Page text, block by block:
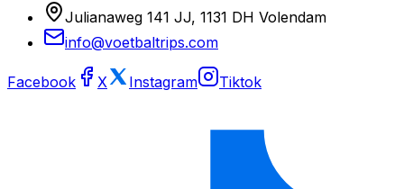
Julianaweg 141 JJ, 1131 DH Volendam
info@voetbaltrips.com
Facebook X Instagram Tiktok